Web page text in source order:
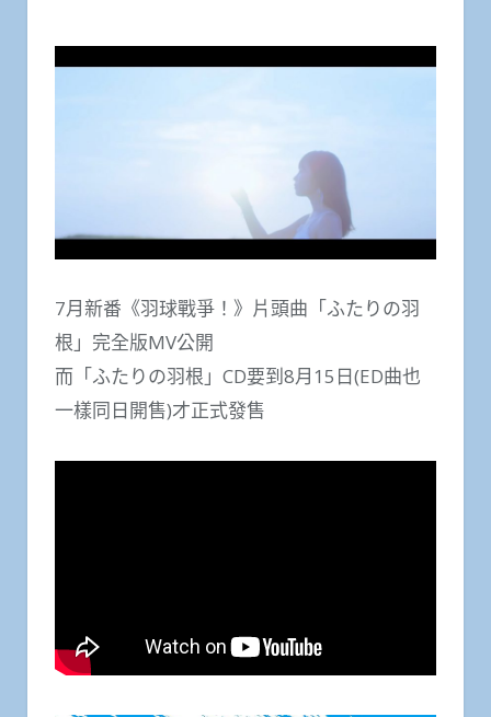
7月新番《羽球戰爭！》片頭曲「ふたりの羽
根」完全版MV公開
而「ふたりの羽根」CD要到8月15日(ED曲也
一樣同日開售)才正式發售